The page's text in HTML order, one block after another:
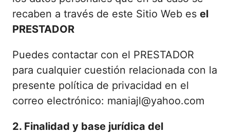
recaben a través de este Sitio Web es el
PRESTADOR
Puedes contactar con el PRESTADOR
para cualquier cuestión relacionada con la
presente política de privacidad en el
correo electrónico: maniajl@yahoo.com
2. Finalidad y base jurídica del